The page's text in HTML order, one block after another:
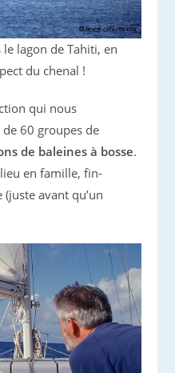
lagon de Tahiti, en
du chenal !
qui nous
60 groupes de
de baleines à bosse.
en famille, fin-
avant qu’un